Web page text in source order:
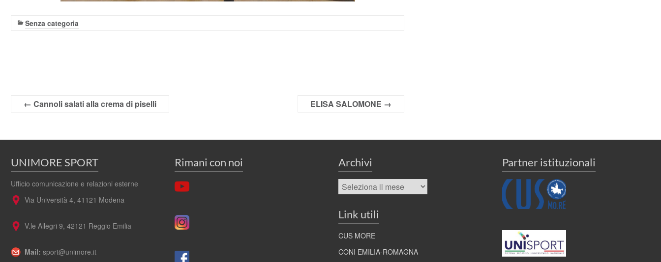
Senza categoria
← Cannoli salati alla crema di piselli ELISA SALOMONE →
UNIMORE SPORT
Ufficio comunicazione e relazioni esterne
Via Università 4, 41121 Modena
V.le Allegri 9, 42121 Reggio Emilia
Mail: sport@unimore.it
Rimani con noi Archivi
Archivi
Link utili
CUS MORE
CONI EMILIA-ROMAGNA
Partner istituzionali